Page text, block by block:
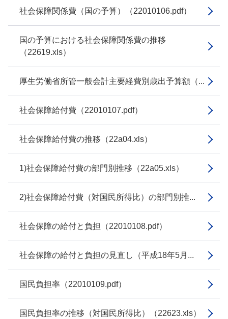
社会保障関係費（国の予算）（22010106.pdf）
国の予算における社会保障関係費の推移
（22619.xls）
厚生労働省所管一般会計主要経費別歳出予算額（...
社会保障給付費（22010107.pdf）
社会保障給付費の推移（22a04.xls）
1)社会保障給付費の部門別推移（22a05.xls）
2)社会保障給付費（対国民所得比）の部門別推...
社会保障の給付と負担（22010108.pdf）
社会保障の給付と負担の見直し（平成18年5月...
国民負担率（22010109.pdf）
国民負担率の推移（対国民所得比）（22623.xls）